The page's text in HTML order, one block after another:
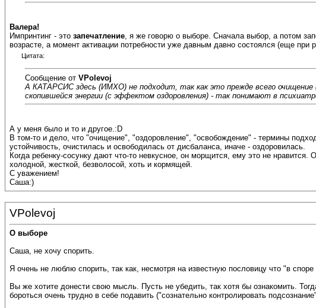
Валера!
Импринтинг - это запечатление, я же говорю о выборе. Сначала выбор, а потом
возрасте, а момент активации потребности уже давным давно состоялся (еще при
Цитата:
Сообщение от VPolevoj
А КАТАРСИС здесь (ИМХО) не подходит, так как это прежде всего очищение
скопившейся энергии (с эффектом оздоровления) - так понимают в
А у меня было и то и другое.:D
В том-то и дело, что "очищение", "оздоровление", "освобождение" - термины
устойчивость, очистилась и освободилась от дисбаланса, иначе - оздоровилась.
Когда ребенку-сосунку дают что-то невкусное, он морщится, ему это не
холодной, жесткой, безволосой, хоть и кормящей.
С уважением!
Саша:)
VPolevoj
О выборе
Саша, не хочу спорить.
Я очень не люблю спорить, так как, несмотря на известную пословицу что "в
Вы же хотите донести свою мысль. Пусть не убедить, так хотя бы ознакомить.
бороться очень трудно в себе подавить ("сознательно контролировать